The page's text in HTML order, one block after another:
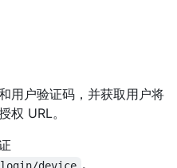
用户验证码，并获取用户将
权 URL。
login/device 。